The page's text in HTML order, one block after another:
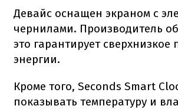
Девайс оснащен экраном с
чернилами. Производитель
это гарантирует сверхнизкое
энергии.
Кроме того, Seconds Smart
показывать температуру и